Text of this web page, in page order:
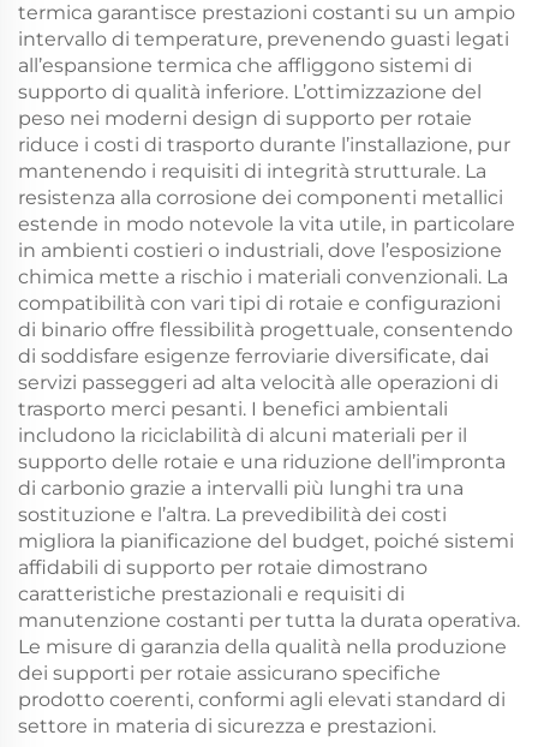
termica garantisce prestazioni costanti su un ampio
intervallo di temperature, prevenendo guasti legati
all’espansione termica che affliggono sistemi di
supporto di qualità inferiore. L’ottimizzazione del
peso nei moderni design di supporto per rotaie
riduce i costi di trasporto durante l’installazione, pur
mantenendo i requisiti di integrità strutturale. La
resistenza alla corrosione dei componenti metallici
estende in modo notevole la vita utile, in particolare
in ambienti costieri o industriali, dove l’esposizione
chimica mette a rischio i materiali convenzionali. La
compatibilità con vari tipi di rotaie e configurazioni
di binario offre flessibilità progettuale, consentendo
di soddisfare esigenze ferroviarie diversificate, dai
servizi passeggeri ad alta velocità alle operazioni di
trasporto merci pesanti. I benefici ambientali
includono la riciclabilità di alcuni materiali per il
supporto delle rotaie e una riduzione dell’impronta
di carbonio grazie a intervalli più lunghi tra una
sostituzione e l’altra. La prevedibilità dei costi
migliora la pianificazione del budget, poiché sistemi
affidabili di supporto per rotaie dimostrano
caratteristiche prestazionali e requisiti di
manutenzione costanti per tutta la durata operativa.
Le misure di garanzia della qualità nella produzione
dei supporti per rotaie assicurano specifiche
prodotto coerenti, conformi agli elevati standard di
settore in materia di sicurezza e prestazioni.